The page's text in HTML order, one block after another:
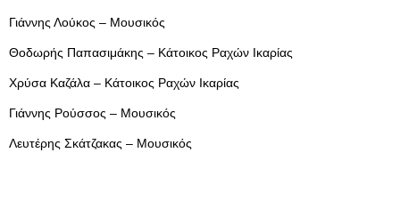
Γιάννης Λούκος – Μουσικός
Θοδωρής Παπασιμάκης – Κάτοικος Ραχών Ικαρίας
Χρύσα Καζάλα – Κάτοικος Ραχών Ικαρίας
Γιάννης Ρούσσος – Μουσικός
Λευτέρης Σκάτζακας – Μουσικός